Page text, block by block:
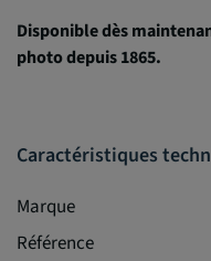
Disponible dès
photo depuis 1865.
Caractéristiques
Marque
Référence